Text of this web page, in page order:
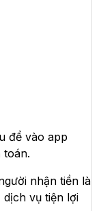
để vào app
toán.
nhận tiền là
vụ tiện lợi